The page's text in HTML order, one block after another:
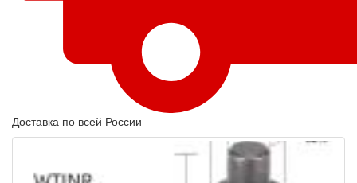
Доставка по всей России